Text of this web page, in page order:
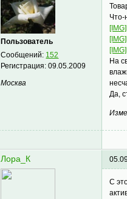
Пользователь
Сообщений: 152
Регистрация:09.05.2009
Москва
Что-
На
Да,
Лора_К
С